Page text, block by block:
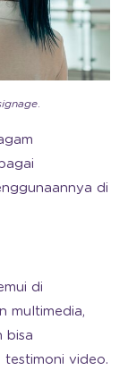
di
di
multimedia,
bisa
testimoni video.